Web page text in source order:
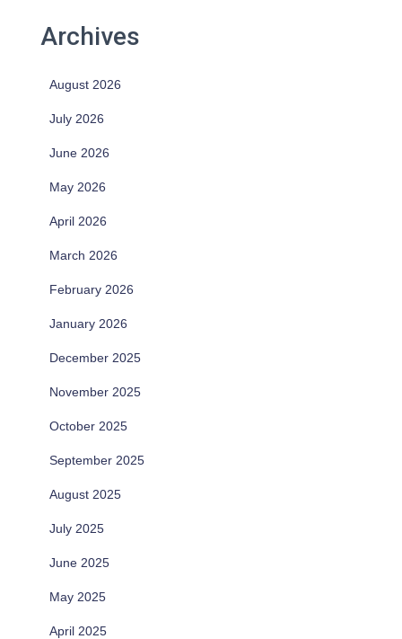
Archives
August 2026
July 2026
June 2026
May 2026
April 2026
March 2026
February 2026
January 2026
December 2025
November 2025
October 2025
September 2025
August 2025
July 2025
June 2025
May 2025
April 2025